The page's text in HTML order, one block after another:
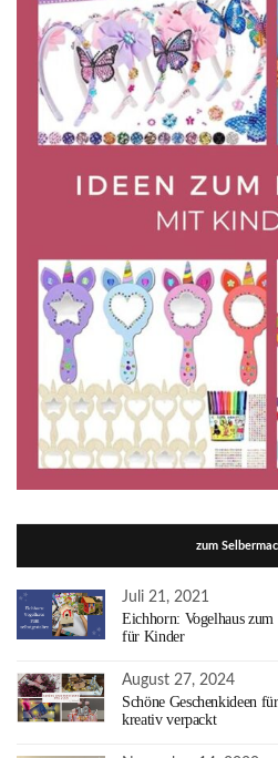
zum
Juli 21, 2021
Eichhorn: Vogelhaus
für Kinder
August 27, 2024
Schöne Geschenkideen
kreativ verpackt